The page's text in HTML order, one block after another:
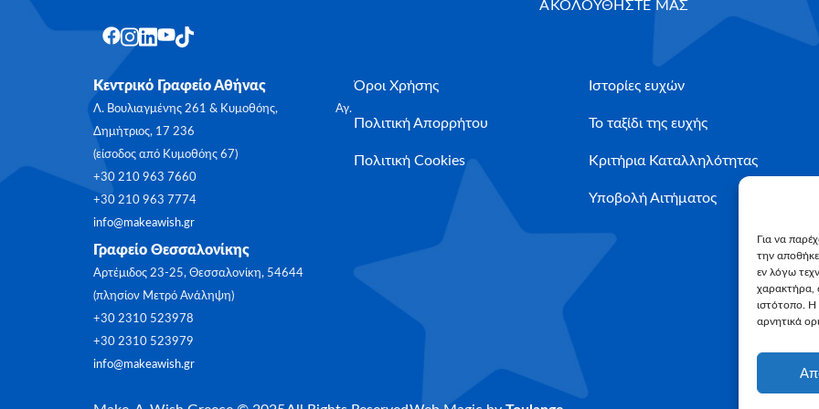
Για να
την
εν λόγω
χαρακτήρα,
ιστότοπο. Η
αρνητικά
ΑΚΟΛΟΥΘΗΣΤΕ ΜΑΣ
Κεντρικό Γραφείο Αθήνας
Λ. Βουλιαγμένης 261 & Κυμοθόης, Αγ.
Δημήτριος, 17 236
(είσοδος από Κυμοθόης 67)
+30 210 963 7660
+30 210 963 7774
info@makeawish.gr
Γραφείο Θεσσαλονίκης
Αρτέμιδος 23-25, Θεσσαλονίκη, 54644
(πλησίον Μετρό Ανάληψη)
+30 2310 523978
+30 2310 523979
info@makeawish.gr
Όροι Χρήσης
Πολιτική Απορρήτου
Πολιτική Cookies
Ιστορίες ευχών
Το ταξίδι της ευχής
Κριτήρια Καταλληλότητας
Υποβολή Αιτήματος